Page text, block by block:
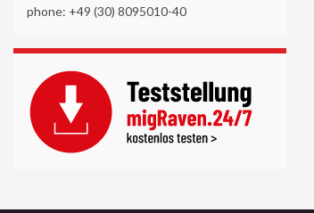
phone: +49 (30) 8095010-40